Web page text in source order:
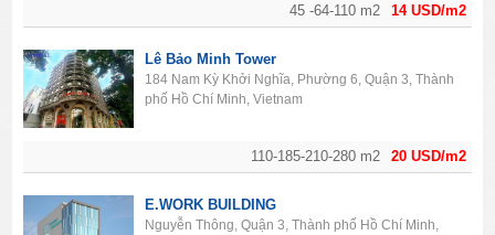
14 USD/m2
45 -64-110 m2
20 USD/m2
110-185-210-280 m2
Lê Bảo Minh Tower
184 Nam Kỳ Khởi Nghĩa, Phường 6, Quận 3, Thành
phố Hồ Chí Minh, Vietnam
E.WORK BUILDING
Nguyễn Thông, Quận 3, Thành phố Hồ Chí Minh,